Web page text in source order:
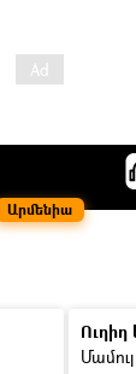
Արմենիա
Ուղիղ